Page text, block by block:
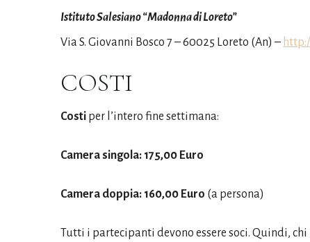
Istituto Salesiano “Madonna di Loreto”
Via S. Giovanni Bosco 7 – 60025 Loreto (An) –
COSTI
Costi per l’intero fine settimana:
Camera singola: 175,00 Euro
Camera doppia: 160,00 Euro (a persona)
Tutti i partecipanti devono essere soci. Quindi,